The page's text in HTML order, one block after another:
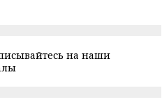
на наши